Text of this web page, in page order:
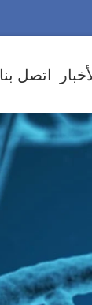
اتصل بنا